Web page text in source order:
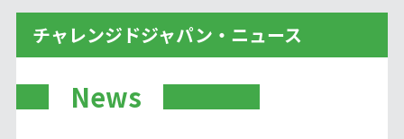
チャレンジドジャパン・ニュース
News